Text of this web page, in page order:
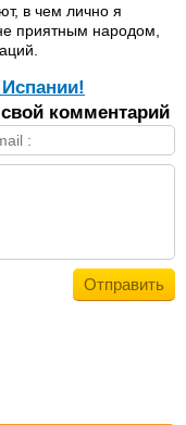
в чем лично я
приятным народом,
комментарий